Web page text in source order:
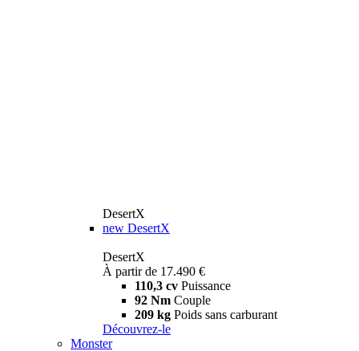
DesertX
new DesertX
DesertX
À partir de 17.490 €
110,3 cv Puissance
92 Nm Couple
209 kg Poids sans carburant
Découvrez-le
Monster